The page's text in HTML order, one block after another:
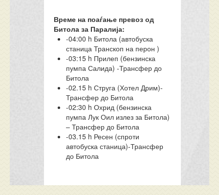
Време на поаѓање превоз од
Битола за Паралија:
-04:00 h Битола (автобуска
станица Транскоп на перон )
-03:15 h Прилеп (бензинска
пумпа Салида) -Трансфер до
Битола
-02.15 h Струга (Хотел Дрим)-
Трансфер до Битола
-02:30 h Охрид (бензинска
пумпа Лук Оил излез за Битола)
– Трансфер до Битола
-03.15 h Ресен (спроти
автобуска станица)-Трансфер
до Битола